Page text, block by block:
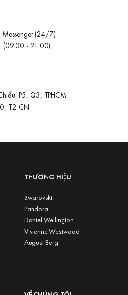
(24/7)
(09:00 - 21:00)
P5, Q3, TPHCM
T2-CN
THƯƠNG HIỆU
Swarovski
Pandora
Daniel Wellington
Vivienne Westwood
August Berg